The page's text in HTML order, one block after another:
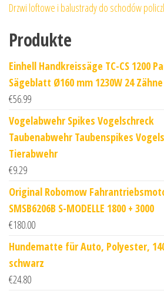
Drzwi loftowe i balustrady do schodów
Produkte
Einhell Handkreissäge TC-CS 1200
Sägeblatt Ø160 mm 1230W 24 Zähne
€56.99
Vogelabwehr Spikes Vogelschreck
Taubenabwehr Taubenspikes
Tierabwehr
€9.29
Original Robomow
SMSB6206B S-MODELLE 1800 + 3000
€180.00
Hundematte für Auto, Polyester,
schwarz
€24.80